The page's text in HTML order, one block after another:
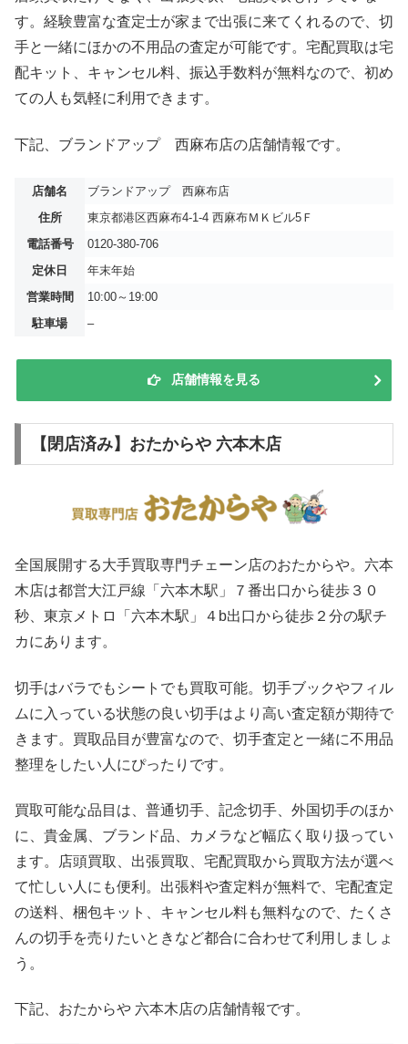
す。経験豊富な査定士が家まで出張に来てくれるので、切
手と一緒にほかの不用品の査定が可能です。宅配買取は宅
配キット、キャンセル料、振込手数料が無料なので、初め
ての人も気軽に利用できます。
下記、ブランドアップ 西麻布店の店舗情報です。
店舗名
ブランドアップ 西麻布店
住所
東京都港区西麻布4-1-4 西麻布ＭＫビル5Ｆ
電話番号
0120-380-706
定休日
年末年始
営業時間
10:00～19:00
駐車場
–
店舗情報を見る
【閉店済み】おたからや 六本木店
全国展開する大手買取専門チェーン店のおたからや。六本
木店は都営大江戸線「六本木駅」７番出口から徒歩３０
秒、東京メトロ「六本木駅」４b出口から徒歩２分の駅チ
カにあります。
切手はバラでもシートでも買取可能。切手ブックやフィル
ムに入っている状態の良い切手はより高い査定額が期待で
きます。買取品目が豊富なので、切手査定と一緒に不用品
整理をしたい人にぴったりです。
買取可能な品目は、普通切手、記念切手、外国切手のほか
に、貴金属、ブランド品、カメラなど幅広く取り扱ってい
ます。店頭買取、出張買取、宅配買取から買取方法が選べ
て忙しい人にも便利。出張料や査定料が無料で、宅配査定
の送料、梱包キット、キャンセル料も無料なので、たくさ
んの切手を売りたいときなど都合に合わせて利用しましょ
う。
下記、おたからや 六本木店の店舗情報です。